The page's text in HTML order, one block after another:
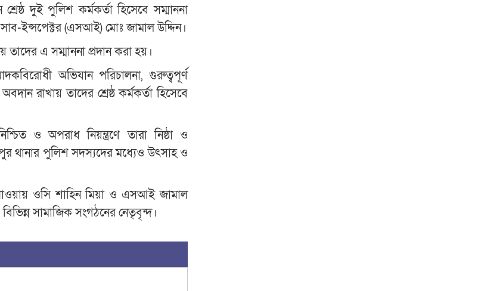
দুই পুলিশ কর্মকর্তা হিসেবে সম্মাননা
ইন্সপেক্টর (এসআই) মোঃ জামাল উদ্দিন।
এ সম্মাননা প্রদান করা হয়।
অভিযান পরিচালনা, গুরুত্বপূর্ণ
রাখায় তাদের শ্রেষ্ঠ কর্মকর্তা হিসেবে
ও অপরাধ নিয়ন্ত্রণে তারা নিষ্ঠা ও
থানার পুলিশ সদস্যদের মধ্যেও উৎসাহ ও
ওসি শাহিন মিয়া ও এসআই জামাল
সামাজিক সংগঠনের নেতৃবৃন্দ।